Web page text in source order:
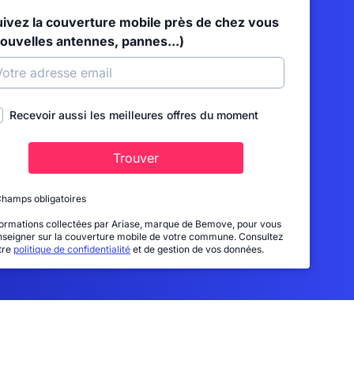
la couverture mobile près de chez vous
antennes, pannes...)
Recevoir aussi les meilleures offres du moment
Trouver
obligatoires
collectées par Ariase, marque de Bemove, pour vous
sur la couverture mobile de votre commune. Consultez
politique de confidentialité et de gestion de vos données.